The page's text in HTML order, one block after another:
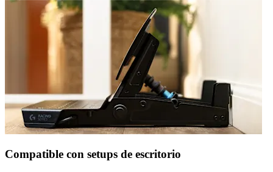
Compatible con setups de escritorio